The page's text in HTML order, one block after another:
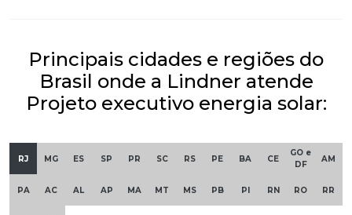
Principais cidades e regiões do
Brasil onde a Lindner atende
Projeto executivo energia solar:
RJ MG ES SP PR SC RS PE BA CE
GO e
DF
AM
PA AC AL AP MA MT MS PB PI RN RO RR